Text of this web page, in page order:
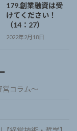
179.創業融資は受
けてください！
（14：27）
2022年2月18日
営コラム～